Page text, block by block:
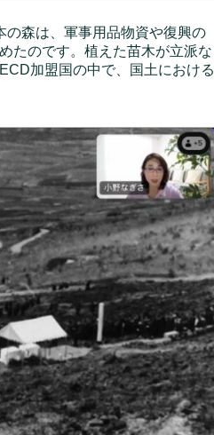
森は、軍事用品物資や復興の
たのです。植えた苗木が立派な
加盟国の中で、国土における